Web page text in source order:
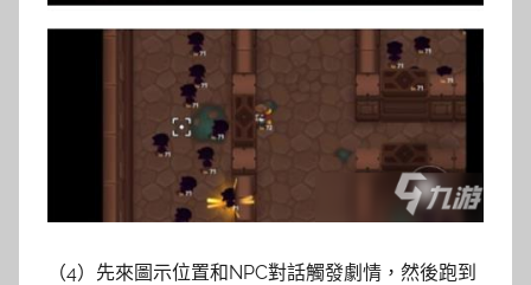
（4）先來圖示位置和NPC對話觸發劇情，然後跑到